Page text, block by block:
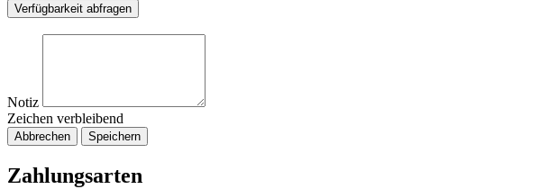
Verfügbarkeit abfragen
Notiz
Zeichen verbleibend
Abbrechen Speichern
Zahlungsarten